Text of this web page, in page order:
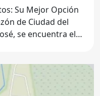
Su Mejor Opción
se encuentra el